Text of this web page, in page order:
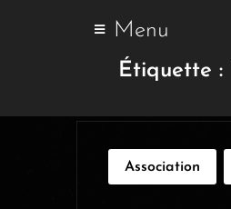
Menu
Étiquette :
Association